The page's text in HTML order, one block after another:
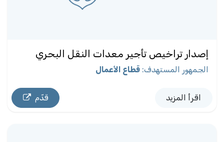
إصدار تراخيص تأجير معدات النقل البحري
الجمهور المستهدف: قطاع الأعمال
اقرأ المزيد قدّم